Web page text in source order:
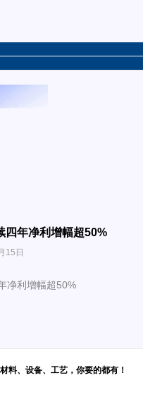
2025年赚16.79亿 连续四年净利增幅超50%
15日
净利增幅超50%
料、设备、工艺，你要的都有！